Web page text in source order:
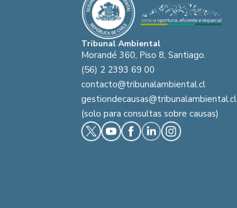
Tribunal Ambiental
Morandé 360, Piso 8, Santiago.
(56) 2 2393 69 00
contacto@tribunalambiental.cl
gestiondecausas@tribunalambiental.cl
(solo para consultas sobre causas)